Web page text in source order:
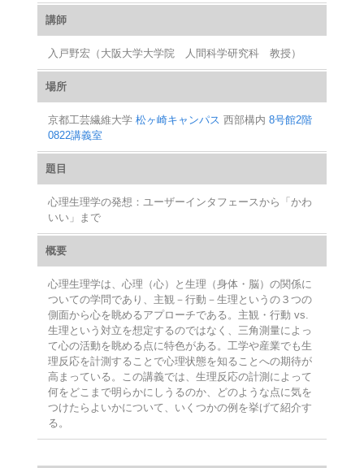
講師
入戸野宏（大阪大学大学院 人間科学研究科 教授）
場所
京都工芸繊維大学 松ヶ崎キャンパス 西部構内 8号館2階
0822講義室
題目
心理生理学の発想：ユーザーインタフェースから「かわ
いい」まで
概要
心理生理学は、心理（心）と生理（身体・脳）の関係に
ついての学問であり、主観－行動－生理というの３つの
側面から心を眺めるアプローチである。主観・行動 vs.
生理という対立を想定するのではなく、三角測量によっ
て心の活動を眺める点に特色がある。工学や産業でも生
理反応を計測することで心理状態を知ることへの期待が
高まっている。この講義では、生理反応の計測によって
何をどこまで明らかにしうるのか、どのような点に気を
つけたらよいかについて、いくつかの例を挙げて紹介す
る。